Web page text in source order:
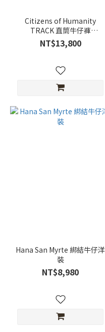
Citizens of Humanity
TRACK 直筒牛仔褲
(Solstice)
NT$13,800
Hana San Myrte 綁結牛仔洋
裝
NT$8,980